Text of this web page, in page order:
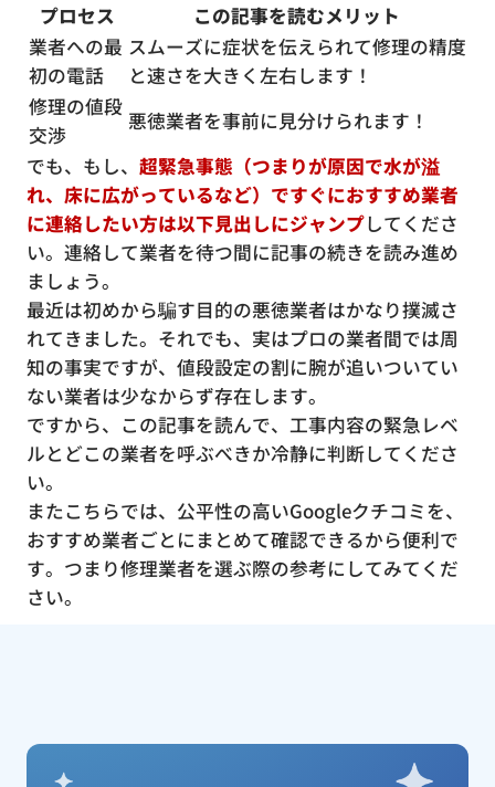
プロセス
この記事を読むメリット
業者への最
初の電話
スムーズに症状を伝えられて修理の精度
と速さを大きく左右します！
修理の値段
交渉
悪徳業者を事前に見分けられます！
でも、もし、 超緊急事態（つまりが原因で水が溢
れ、床に広がっているなど）ですぐにおすすめ業者
に連絡したい方は以下見出しにジャンプしてくださ
い。連絡して業者を待つ間に記事の続きを読み進め
ましょう。
最近は初めから騙す目的の悪徳業者はかなり撲滅さ
れてきました。それでも、実はプロの業者間では周
知の事実ですが、値段設定の割に腕が追いついてい
ない業者は少なからず存在します。
ですから、この記事を読んで、工事内容の緊急レベ
ルとどこの業者を呼ぶべきか冷静に判断してくださ
い。
またこちらでは、公平性の高いGoogleクチコミを、
おすすめ業者ごとにまとめて確認できるから便利で
す。つまり修理業者を選ぶ際の参考にしてみてくだ
さい。